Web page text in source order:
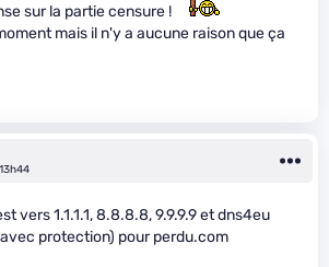
sur la partie censure !
mais il n'y a aucune raison que ça
vers 1.1.1.1, 8.8.8.8, 9.9.9.9 et dns4eu
protection) pour perdu.com